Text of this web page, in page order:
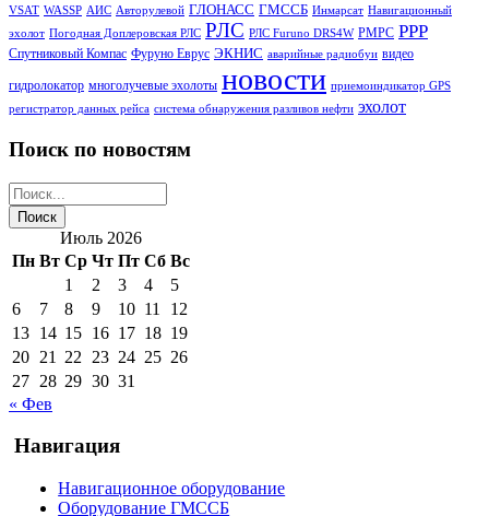
VSAT WASSP АИС Авторулевой ГЛОНАСС ГМССБ Инмарсат Навигационный
эхолот Погодная Доплеровская РЛС РЛС РЛС Furuno DRS4W РМРС РРР
Спутниковый Компас Фуруно Еврус ЭКНИС аварийные радиобуи видео
гидролокатор многолучевые эхолоты новости приемоиндикатор GPS
регистратор данных рейса система обнаружения разливов нефти эхолот
Поиск по новостям
Июль 2026
Пн Вт Ср Чт Пт Сб Вс
1
2 3 4
5
6
7 8 9 10 11
12
13 14 15 16 17 18 19
20 21 22 23 24 25 26
27 28 29 30 31
« Фев
Навигация
Навигационное оборудование
Оборудование ГМССБ